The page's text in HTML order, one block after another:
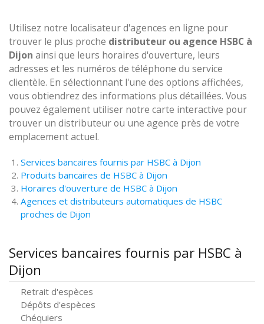
Utilisez notre localisateur d'agences en ligne pour
trouver le plus proche distributeur ou agence HSBC à
Dijon ainsi que leurs horaires d'ouverture, leurs
adresses et les numéros de téléphone du service
clientèle. En sélectionnant l'une des options affichées,
vous obtiendrez des informations plus détaillées. Vous
pouvez également utiliser notre carte interactive pour
trouver un distributeur ou une agence près de votre
emplacement actuel.
Services bancaires fournis par HSBC à Dijon
Produits bancaires de HSBC à Dijon
Horaires d'ouverture de HSBC à Dijon
Agences et distributeurs automatiques de HSBC
proches de Dijon
Services bancaires fournis par HSBC à
Dijon
Retrait d'espèces
Dépôts d'espèces
Chéquiers